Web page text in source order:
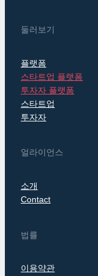
둘러보기
플랫폼
스타트업 플랫폼
투자자 플랫폼
스타트업
투자자
얼라이언스
소개
Contact
법률
이용약관